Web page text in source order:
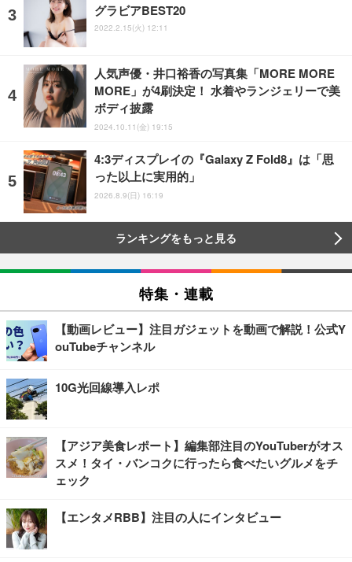
グラビアBEST20
2022.2.15(火) 12:11
人気声優・井口裕香の写真集「MORE MORE
MORE」が4刷決定！ 水着やランジェリーで美
ボディ披露
2024.10.11(金) 19:15
4:3ディスプレイの『Galaxy Z Fold8』は「思
った以上に実用的」
2026.8.9(日) 16:19
ランキングをもっと見る
特集・連載
【動画レビュー】注目ガジェットを動画で解説！公式Y
ouTubeチャンネル
10G光回線導入レポ
【アジア美食レポート】編集部注目のYouTuberがオス
スメ！タイ・バンコクに行ったら食べたいグルメをチ
ェック
【エンタメRBB】注目の人にインタビュー